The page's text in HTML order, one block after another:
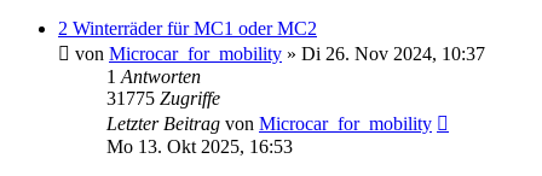
2 Winterräder für MC1 oder MC2
von Microcar_for_mobility » Di 26. Nov 2024, 10:37
1Antworten
31775 Zugriffe
Letzter Beitrag von Microcar_for_mobility
Mo 13. Okt 2025, 16:53